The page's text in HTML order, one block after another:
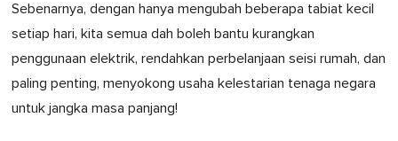
Sebenarnya, dengan hanya mengubah beberapa tabiat kecil
setiap hari, kita semua dah boleh bantu kurangkan
penggunaan elektrik, rendahkan perbelanjaan seisi rumah, dan
paling penting, menyokong usaha kelestarian tenaga negara
untuk jangka masa panjang!